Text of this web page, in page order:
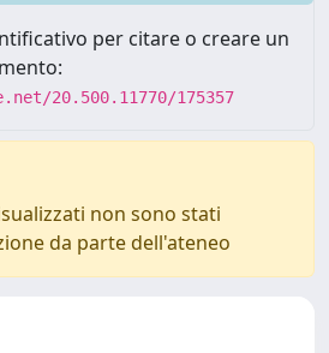
per citare o creare un
20.500.11770/175357
non sono stati
da parte dell'ateneo